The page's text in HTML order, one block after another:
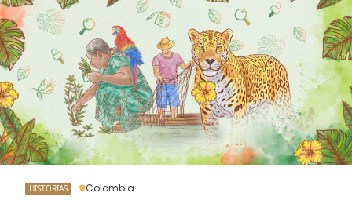
HISTORIAS Colombia